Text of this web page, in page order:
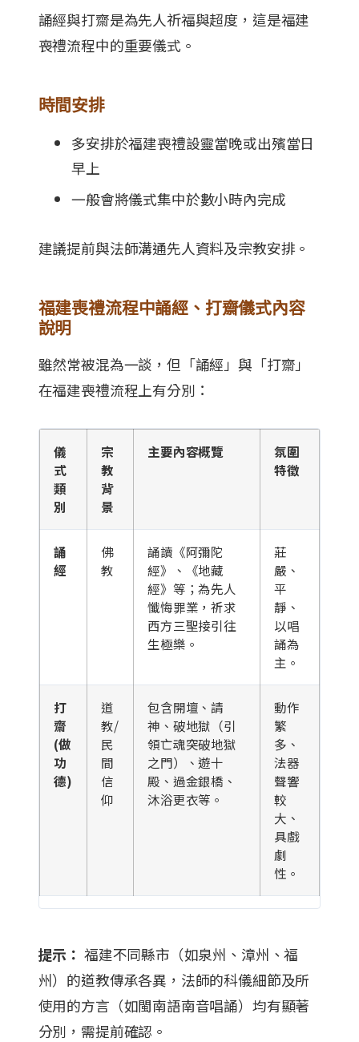
誦經與打齋是為先人祈福與超度，這是福建
喪禮流程中的重要儀式。
時間安排
多安排於福建喪禮設靈當晚或出殯當日
早上
一般會將儀式集中於數小時內完成
建議提前與法師溝通先人資料及宗教安排。
福建喪禮流程中誦經、打齋儀式內容
說明
雖然常被混為一談，但「誦經」與「打齋」
在福建喪禮流程上有分別：
儀
式
類
別
宗
教
背
景
主要內容概覽
氛圍
特徵
誦
經
佛
教
誦讀《阿彌陀
經》、《地藏
經》等；為先人
懺悔罪業，祈求
西方三聖接引往
生極樂。
莊
嚴、
平
靜、
以唱
誦為
主。
打
齋
(做
功
德)
道
教/
民
間
信
仰
包含開壇、請
神、破地獄（引
領亡魂突破地獄
之門）、遊十
殿、過金銀橋、
沐浴更衣等。
動作
繁
多、
法器
聲響
較
大、
具戲
劇
性。
提示： 福建不同縣市（如泉州、漳州、福
州）的道教傳承各異，法師的科儀細節及所
使用的方言（如閩南語南音唱誦）均有顯著
分別，需提前確認。